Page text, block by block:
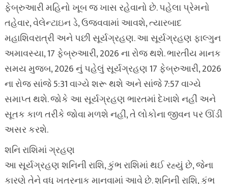
ફેબ્રુઆરી મહિનો ખૂબ જ ખાસ રહેવાનો છે. પહેલા પ્રેમનો
તહેવાર, વેલેન્ટાઇન ડે, ઉજવવામાં આવશે, ત્યારબાદ
મહાશિવરાત્રી અને પછી સૂર્યગ્રહણ. આ સૂર્યગ્રહણ ફાલ્ગુન
અમાવસ્યા, 17 ફેબ્રુઆરી, 2026 ના રોજ થશે. ભારતીય માનક
સમય મુજબ, 2026 નું પહેલું સૂર્યગ્રહણ 17 ફેબ્રુઆરી, 2026
ના રોજ સાંજે 5:31 વાગ્યે શરૂ થશે અને સાંજે 7:57 વાગ્યે
સમાપ્ત થશે. જોકે આ સૂર્યગ્રહણ ભારતમાં દેખાશે નહીં અને
સૂતક કાળ તરીકે જોવા મળશે નહીં, તે લોકોના જીવન પર ઊંડી
અસર કરશે.
શનિ રાશિમાં ગ્રહણ
આ સૂર્યગ્રહણ શનિની રાશિ, કુંભ રાશિમાં થઈ રહ્યું છે, જેના
કારણે તેને વધુ ખતરનાક માનવામાં આવે છે. શનિની રાશિ, કુંભ